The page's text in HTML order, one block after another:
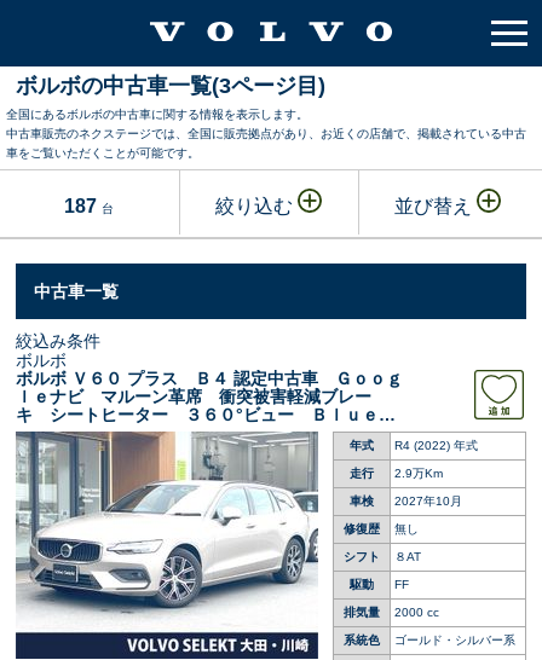
ボルボの中古車一覧(3ページ目)
全国にあるボルボの中古車に関する情報を表示します。
中古車販売のネクステージでは、全国に販売拠点があり、お近くの店舗で、掲載されている中古
車をご覧いただくことが可能です。
187 台 絞り込む 並び替え
中古車一覧
絞込み条件
ボルボ
ボルボ Ｖ６０ プラス Ｂ４ 認定中古車 Ｇｏｏｇ
ｌｅナビ マルーン革席 衝突被害軽減ブレー
キ シートヒーター ３６０°ビュー Ｂｌｕｅｔ
ｏｏｔｈ フルセグＴＶ ＬＥＤライト ブライ
ンドスポットインフォメーション 車線逸脱警報
年式 R4 (2022) 年式
走行 2.9万Km
車検 2027年10月
修復歴 無し
シフト ８AT
駆動 FF
排気量 2000 cc
系統色 ゴールド・シルバー系